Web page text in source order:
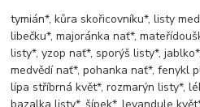
tymián*, kůra skořicovníku*, listy
libečku*, majoránka nať*,
listy*, yzop nať*, sporýš listy*,
medvědí nať*, pohanka nať*, fenykl
lípa stříbrná květ*, rozmarýn listy*,